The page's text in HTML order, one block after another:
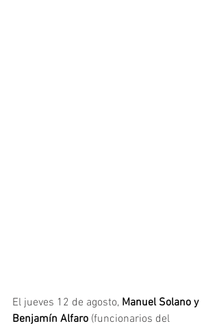
El jueves 12 de agosto, Manuel Solano y
Benjamín Alfaro (funcionarios del